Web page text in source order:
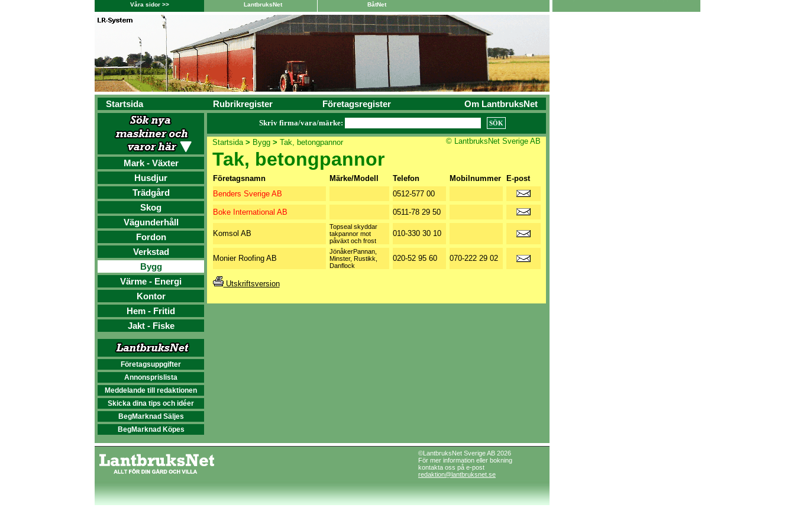
Våra sidor >> LantbruksNet BåtNet
Startsida Rubrikregister Företagsregister Om LantbruksNet
Mark - Växter
Husdjur
Trädgård
Skog
Vägunderhåll
Fordon
Verkstad
Bygg
Värme - Energi
Kontor
Hem - Fritid
Jakt - Fiske
Företagsuppgifter
Annonsprislista
Meddelande till redaktionen
Skicka dina tips och idéer
BegMarknad Säljes
BegMarknad Köpes
Skriv firma/vara/märke:
Startsida> Bygg > Tak, betongpannor © LantbruksNet Sverige AB
Tak, betongpannor
Företagsnamn Märke/Modell Telefon Mobilnummer
E-post
Benders Sverige AB
0512-577 00
Boke International AB 0511-78 29 50
Komsol AB
Topseal skyddar
takpannor mot
påväxt och frost
010-330 30 10
Monier Roofing AB
JönåkerPannan,
Minster, Rustikk,
Danflock
020-52 95 60 070-222 29 02
Utskriftsversion
©LantbruksNet Sverige AB 2026
För mer information eller bokning
kontakta oss på e-post
redaktion@lantbruksnet.se